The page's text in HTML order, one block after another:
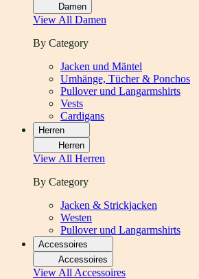
Damen
View All Damen
By Category
Jacken und Mäntel
Umhänge, Tücher & Ponchos
Pullover und Langarmshirts
Vests
Cardigans
Herren
Herren
View All Herren
By Category
Jacken & Strickjacken
Westen
Pullover und Langarmshirts
Accessoires
Accessoires
View All Accessoires